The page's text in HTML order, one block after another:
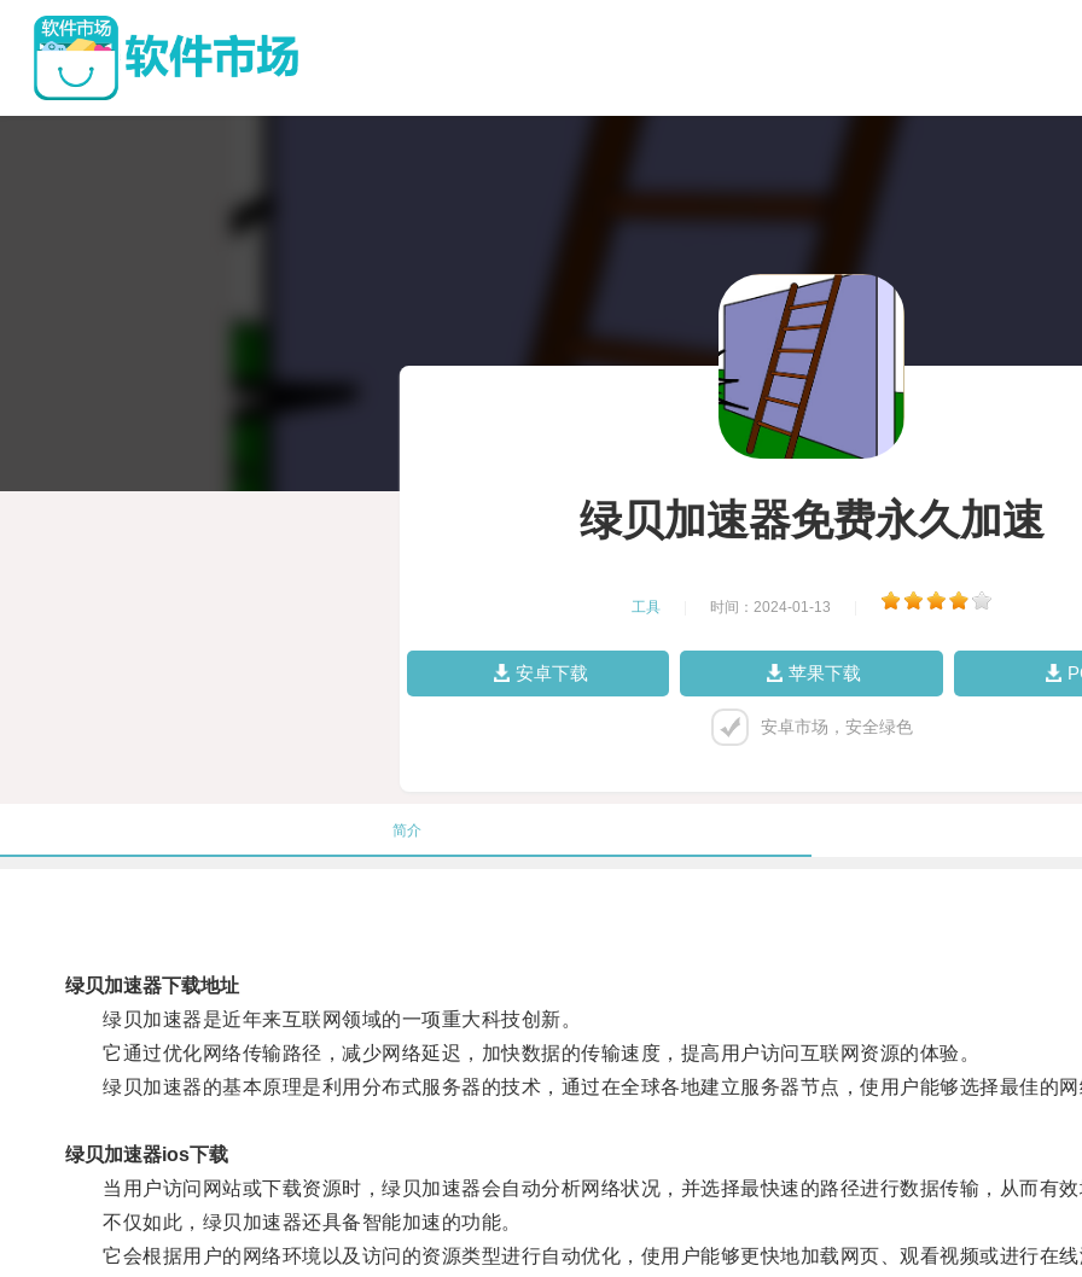
绿贝加速器免费永久加速
工具 时间：2024-01-13
安卓下载 苹果下载
安卓市场，安全绿色
简介
绿贝加速器下载地址
绿贝加速器是近年来互联网领域的一项重大科技创新。
它通过优化网络传输路径，减少网络延迟，加快数据的传输速度，提高用户访问互联网资源的体验。
绿贝加速器的基本原理是利用分布式服务器的技术，通过在全球各地建立服务器节点，使用户能够选择最佳的网
绿贝加速器ios下载
当用户访问网站或下载资源时，绿贝加速器会自动分析网络状况，并选择最快速的路径进行数据传输，从而有效
不仅如此，绿贝加速器还具备智能加速的功能。
它会根据用户的网络环境以及访问的资源类型进行自动优化，使用户能够更快地加载网页、观看视频或进行在线